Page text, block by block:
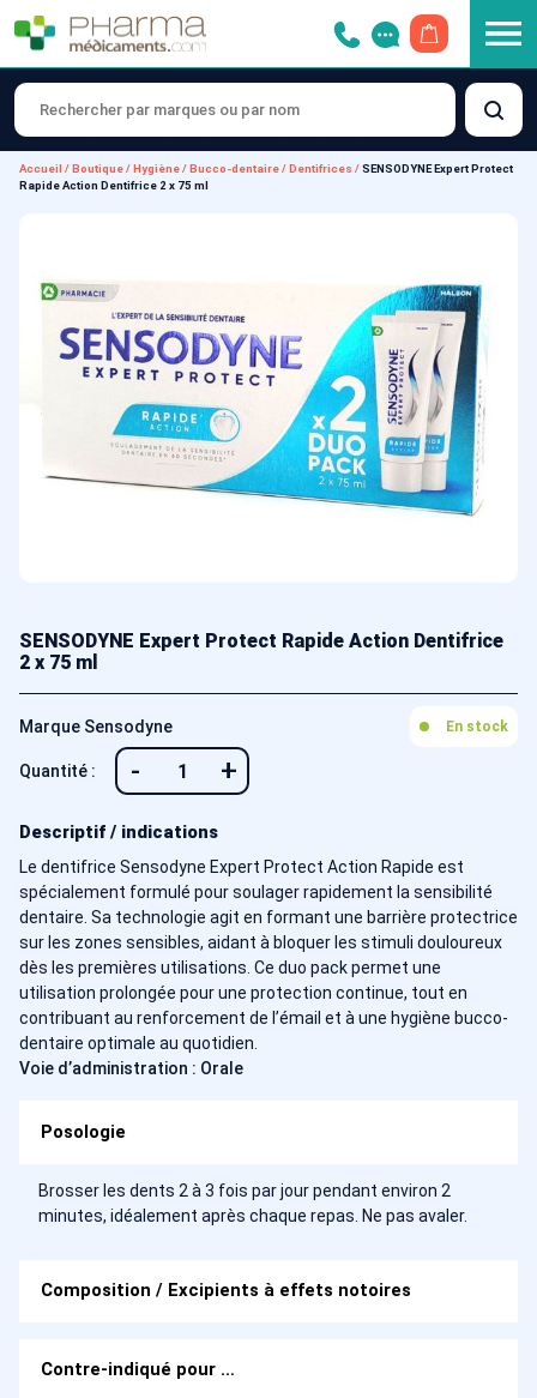
Accueil / Boutique/ Hygiène/ Bucco-dentaire/ Dentifrices /SENSODYNE Expert Protect
Rapide Action Dentifrice 2 x 75 ml
SENSODYNE Expert Protect Rapide Action Dentifrice
2 x 75 ml
Marque Sensodyne En stock
Quantité : - +
Descriptif / indications
Le dentifrice Sensodyne Expert Protect Action Rapide est
spécialement formulé pour soulager rapidement la sensibilité
dentaire. Sa technologie agit en formant une barrière protectrice
sur les zones sensibles, aidant à bloquer les stimuli douloureux
dès les premières utilisations. Ce duo pack permet une
utilisation prolongée pour une protection continue, tout en
contribuant au renforcement de l’émail et à une hygiène bucco-
dentaire optimale au quotidien.
Voie d’administration : Orale
Posologie
Brosser les dents 2 à 3 fois par jour pendant environ 2
minutes, idéalement après chaque repas. Ne pas avaler.
Composition / Excipients à effets notoires
Contre-indiqué pour …